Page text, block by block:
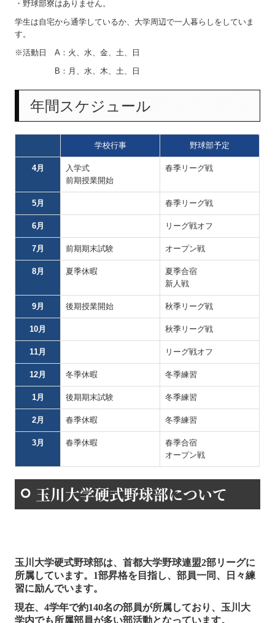
玉川大学硬式野球部について
玉川大学硬式野球部は、首都大学野球連盟2部リーグに
所属しています。1部昇格を目指し、部員一同、日々練
習に励んでいます。
現在、4学年で約140名の部員が所属しており、玉川大
学内でも所属部員が多い部活動となっています。
・野球部寮はありません。
学生は自宅から通学しているか、大学周辺で一人暮らしをしていま
す。
※活動日 A：火、水、金、土、日
B：月、水、木、土、日
年間スケジュール
学校行事 野球部予定
4月
入学式
前期授業開始
春季リーグ戦
5月 春季リーグ戦
6月 リーグ戦オフ
7月 前期期末試験 オープン戦
8月 夏季休暇
夏季合宿
新人戦
9月 後期授業開始 秋季リーグ戦
10月 秋季リーグ戦
11月 リーグ戦オフ
12月 冬季休暇 冬季練習
1月 後期期末試験 冬季練習
2月 春季休暇 冬季練習
3月 春季休暇
春季合宿
オープン戦